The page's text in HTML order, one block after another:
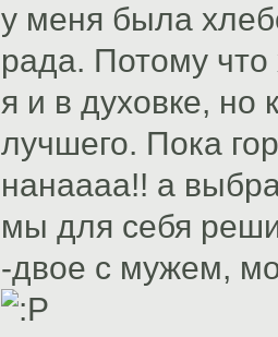
у меня была
рада. Потому
я и в духовке, но
лучшего. Пока
нанаааа!! а
мы для себя
-двое с мужем,